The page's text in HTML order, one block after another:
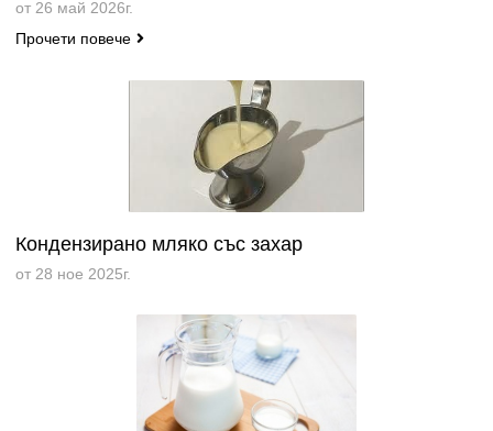
от 26 май 2026г.
Прочети повече
Кондензирано мляко със захар
от 28 ное 2025г.